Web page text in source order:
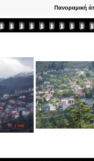
Πανοραμική